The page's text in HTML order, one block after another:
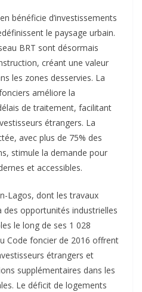
bénéficie d’investissements
le paysage urbain.
BRT sont désormais
créant une valeur
les zones desservies. La
améliore la
de traitement, facilitant
étrangers. La
avec plus de 75% des
stimule la demande pour
et accessibles.
Lagos, dont les travaux
opportunités industrielles
le long de ses 1 028
Code foncier de 2016 offrent
étrangers et
supplémentaires dans les
Le déficit de logements